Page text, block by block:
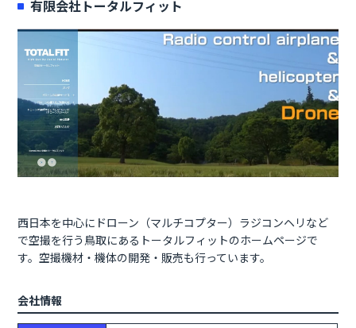
有限会社トータルフィット
西日本を中心にドローン（マルチコプター）ラジコンヘリなど
で空撮を行う鳥取にあるトータルフィットのホームページで
会社情報